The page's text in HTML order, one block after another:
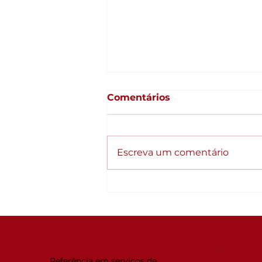
organizadas crescem
Comentários
Escreva um comentário